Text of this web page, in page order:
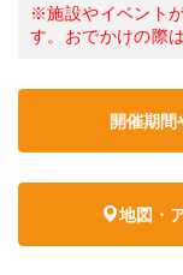
※施設やイベント
す。おでかけの際
開催期間
地図・